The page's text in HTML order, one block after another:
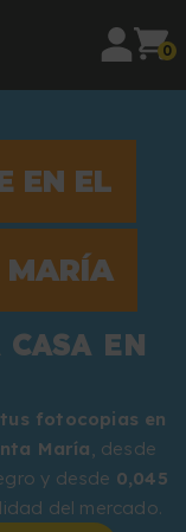
0
EN EL
MARÍA
EN
fotocopias en
María, desde
y desde 0,045
del mercado.